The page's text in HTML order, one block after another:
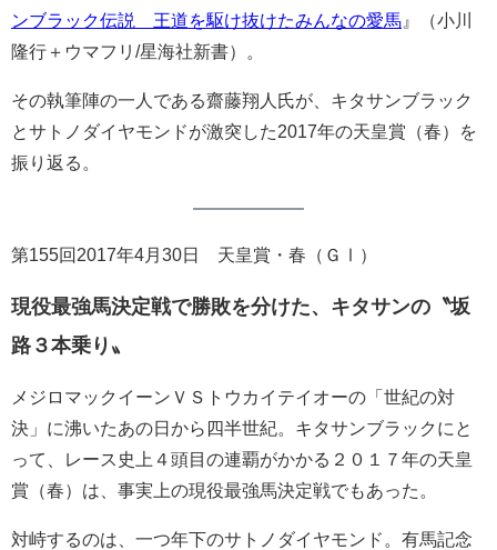
ンブラック伝説 王道を駆け抜けたみんなの愛馬 』（小川
隆行＋ウマフリ/星海社新書）。
その執筆陣の一人である齋藤翔人氏が、キタサンブラック
とサトノダイヤモンドが激突した2017年の天皇賞（春）を
振り返る。
第155回2017年4月30日 天皇賞・春（ＧⅠ）
現役最強馬決定戦で勝敗を分けた、キタサンの〝坂
路３本乗り〟
メジロマックイーンＶＳトウカイテイオーの「世紀の対
決」に沸いたあの日から四半世紀。キタサンブラックにと
って、レース史上４頭目の連覇がかかる２０１７年の天皇
賞（春）は、事実上の現役最強馬決定戦でもあった。
対峙するのは、一つ年下のサトノダイヤモンド。有馬記念